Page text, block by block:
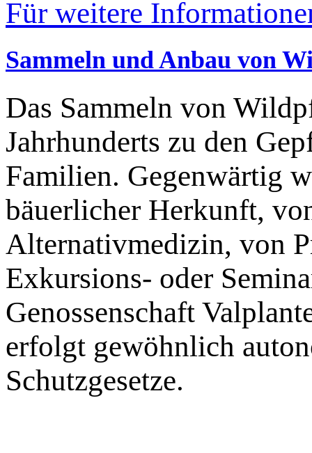
Für weitere
Sammeln und Anbau von
Das Sammeln von
Jahrhunderts zu den
Familien. Gegenwärtig
bäuerlicher Herkunft,
Alternativmedizin, von
Exkursions- oder
Genossenschaft
erfolgt gewöhnlich
Schutzgesetze.